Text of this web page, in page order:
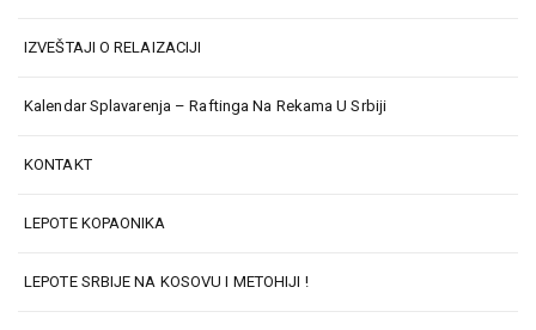
IZVEŠTAJI O RELAIZACIJI
Kalendar Splavarenja – Raftinga Na Rekama U Srbiji
KONTAKT
LEPOTE KOPAONIKA
LEPOTE SRBIJE NA KOSOVU I METOHIJI !